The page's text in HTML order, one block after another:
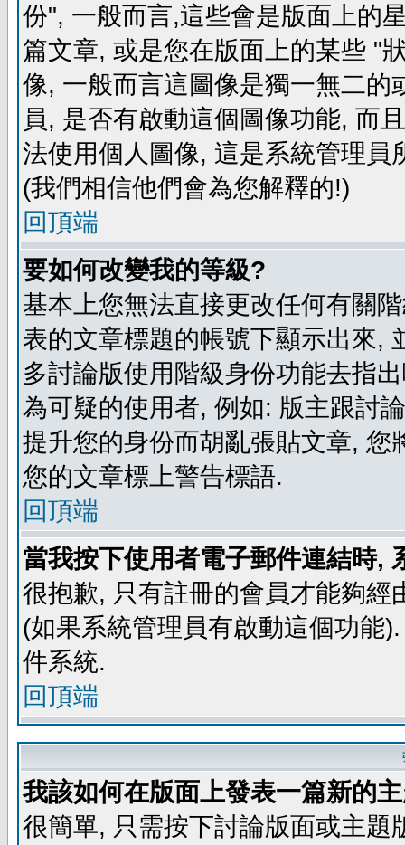
份", 一般而言,這些會是版面上的
篇文章, 或是您在版面上的某些 "
像, 一般而言這圖像是獨一無二
員, 是否有啟動這個圖像功能, 而
法使用個人圖像, 這是系統管理
(我們相信他們會為您解釋的!)
回頂端
要如何改變我的等級?
基本上您無法直接更改任何有關
表的文章標題的帳號下顯示出來,
多討論版使用階級身份功能去指
為可疑的使用者, 例如: 版主跟討
提升您的身份而胡亂張貼文章,
您的文章標上警告標語.
回頂端
當我按下使用者電子郵件連結時,
很抱歉, 只有註冊的會員才能夠
(如果系統管理員有啟動這個功能
件系統.
回頂端
我該如何在版面上發表一篇新的
很簡單, 只需按下討論版面或主